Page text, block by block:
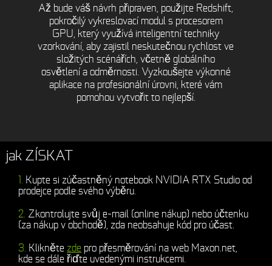
Až bude váš návrh připraven, použijte Redshift,
pokročilý vykreslovací modul s procesorem
GPU, který využívá inteligentní techniky
vzorkování, aby zajistil neskutečnou rychlost ve
složitých scénářích, včetně globálního
osvětlení a odměrnosti. Vyzkoušejte výkonné
aplikace na profesionální úrovni, které vám
pomohou vytvořit to nejlepší.
jak ZÍSKAT
Kupte si zúčastněný notebook NVIDIA RTX Studio od
prodejce podle svého výběru.
Zkontrolujte svůj e-mail (online nákup) nebo účtenku
(za nákup v obchodě), zda neobsahuje kód pro účast.
Klikněte zde pro přesměrování na web Maxon.net,
kde se dále řiďte uvedenými instrukcemi.